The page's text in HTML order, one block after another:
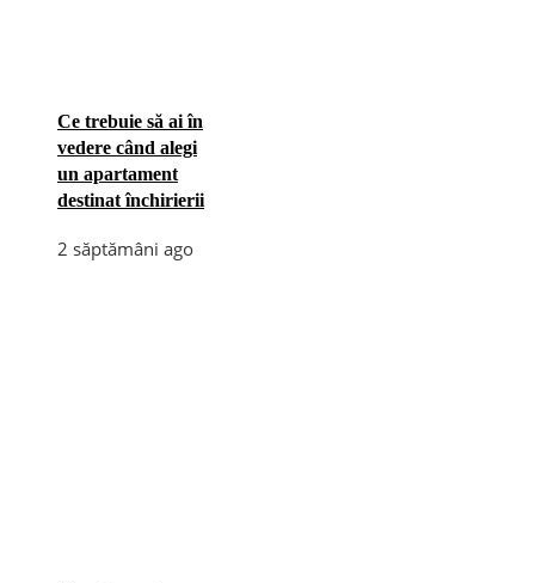
Ce trebuie să ai în
vedere când alegi
un apartament
destinat închirierii
2 săptămâni ago